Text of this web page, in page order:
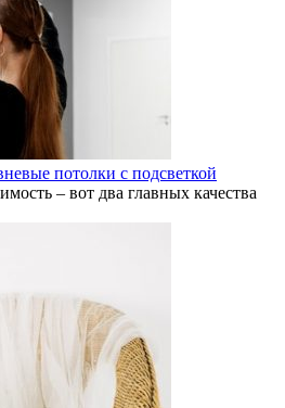
потолки с подсветкой
– вот два главных качества